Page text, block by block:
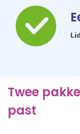
Twee
past